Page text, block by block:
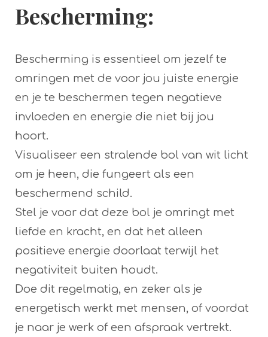
Bescherming:
Bescherming is essentieel om jezelf te
omringen met de voor jou juiste energie
en je te beschermen tegen negatieve
invloeden en energie die niet bij jou
hoort.
Visualiseer een stralende bol van wit licht
om je heen, die fungeert als een
beschermend schild.
Stel je voor dat deze bol je omringt met
liefde en kracht, en dat het alleen
positieve energie doorlaat terwijl het
negativiteit buiten houdt.
Doe dit regelmatig, en zeker als je
energetisch werkt met mensen, of voordat
je naar je werk of een afspraak vertrekt.